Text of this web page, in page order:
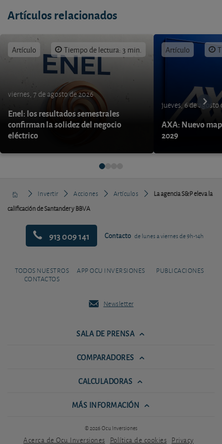
Artículos relacionados
Artículo Tiempo de lectura: 3 min.
viernes, 7 de agosto de 2026
Enel: los resultados semestrales
confirman la solidez del negocio
eléctrico
Artículo
jueves, 6 de agosto
AXA: Nuevo
2029
Invertir Acciones Artículos
La agencia S&P eleva la
calificación de Santander y BBVA
913 009 141 Contacto de lunes a viernes de 9h-14h
TODOS NUESTROS
CONTACTOS
APP OCU INVERSIONES PUBLICACIONES
Newsletter
SALA DE PRENSA
COMPARADORES
CALCULADORAS
MÁS INFORMACIÓN
© 2026 Ocu Inversiones
Acerca de Ocu Inversiones Política de cookies Privacy